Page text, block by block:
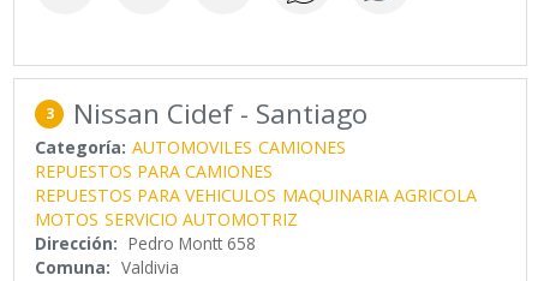
3 Nissan Cidef - Santiago
Categoría: AUTOMOVILES CAMIONES
REPUESTOS PARA CAMIONES
REPUESTOS PARA VEHICULOS MAQUINARIA AGRICOLA
MOTOS SERVICIO AUTOMOTRIZ
Dirección: Pedro Montt 658
Comuna: Valdivia